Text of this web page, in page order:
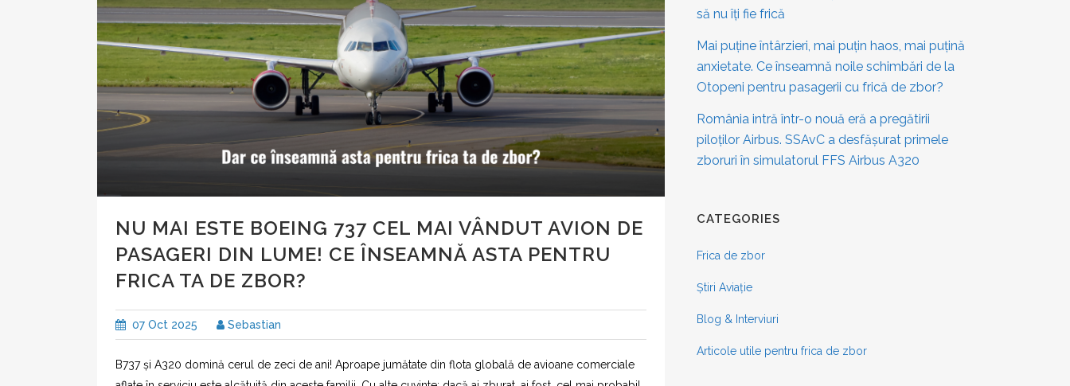
NU MAI ESTE BOEING 737 CEL MAI VÂNDUT AVION DE
PASAGERI DIN LUME! CE ÎNSEAMNĂ ASTA PENTRU
FRICA TA DE ZBOR?
07 Oct 2025 Sebastian
B737 și A320 domină cerul de zeci de ani! Aproape jumătate din flota globală de avioane comerciale
să nu îți fie frică
Mai puține întârzieri, mai puțin haos, mai puțină
anxietate. Ce înseamnă noile schimbări de la
Otopeni pentru pasagerii cu frică de zbor?
România intră într-o nouă eră a pregătirii
piloților Airbus. SSAvC a desfășurat primele
zboruri în simulatorul FFS Airbus A320
CATEGORIES
Frica de zbor
Știri Aviație
Blog & Interviuri
Articole utile pentru frica de zbor